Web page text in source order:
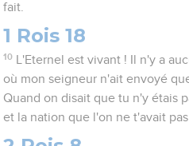
fait.
1 Rois 18
10
L'Eternel est vivant ! Il n'y a
où mon seigneur n'ait envoyé
Quand on disait que tu n'y étais
et la nation que l'on ne t'avait pas